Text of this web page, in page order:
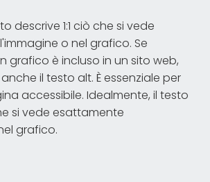
descrive 1:1 ciò che si vede
o nel grafico. Se
grafico è incluso in un sito web,
il testo alt. È essenziale per
accessibile. Idealmente, il testo
si vede esattamente
grafico.